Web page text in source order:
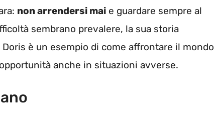
non arrendersi mai e guardare sempre al
sembrano prevalere, la sua storia
è un esempio di come affrontare il mondo
anche in situazioni avverse.